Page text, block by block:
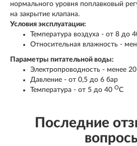
нормального уровня поплавковый
на закрытие клапана.
Условия эксплуатации:
Температура воздуха - от 8 до
Относительная влажность -
Параметры питательной воды:
Электропроводность - менее
Давление - от 0,5 до 6 бар
Температура - от 5 до 40 ОС
Последние